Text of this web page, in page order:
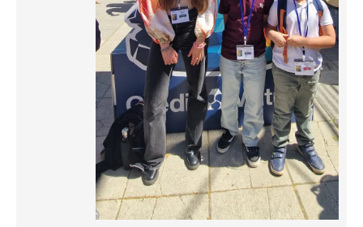
Les annonces de tournois